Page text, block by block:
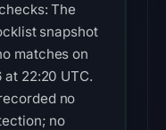
The
snapshot
matches on
at 22:20 UTC.
no
no